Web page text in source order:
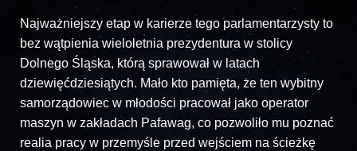
Najważniejszy etap w karierze tego parlamentarzysty to
bez wątpienia wieloletnia prezydentura w stolicy
Dolnego Śląska, którą sprawował w latach
dziewięćdziesiątych. Mało kto pamięta, że ten wybitny
samorządowiec w młodości pracował jako operator
maszyn w zakładach Pafawag, co pozwoliło mu poznać
realia pracy w przemyśle przed wejściem na ścieżkę